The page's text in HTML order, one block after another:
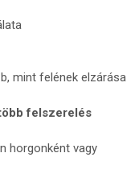
mint felének elzárása
felszerelés
horgonként vagy